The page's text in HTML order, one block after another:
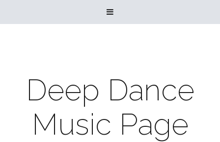

Deep Dance
Music Page